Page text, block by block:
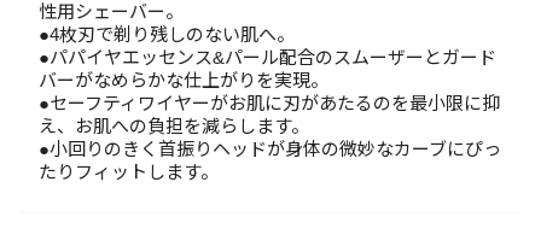
性用シェーバー。
●4枚刃で剃り残しのない肌へ。
●パパイヤエッセンス&パール配合のスムーザーとガード
バーがなめらかな仕上がりを実現。
●セーフティワイヤーがお肌に刃があたるのを最小限に抑
え、お肌への負担を減らします。
●小回りのきく首振りヘッドが身体の微妙なカーブにぴっ
たりフィットします。